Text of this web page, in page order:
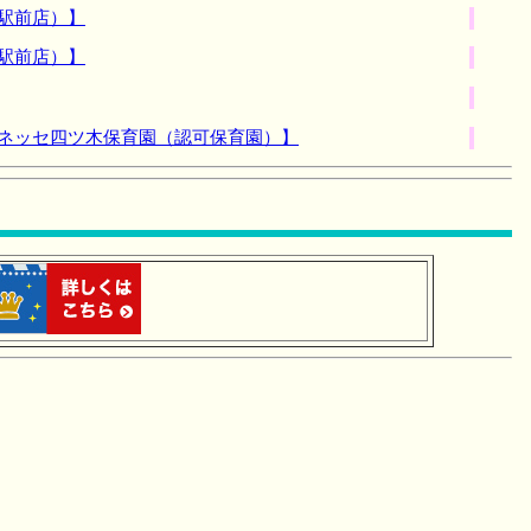
店）】
店）】
セ四ツ木保育園（認可保育園）】